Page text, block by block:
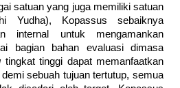
satuan yang juga memiliki satuan
Yudha), Kopassus sebaiknya
internal untuk mengamankan
bagian bahan evaluasi dimasa
tingkat tinggi dapat memanfaatkan
sebuah tujuan tertutup, semua